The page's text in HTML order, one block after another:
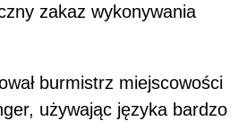
zakaz wykonywania
burmistrz miejscowości
używając języka bardzo